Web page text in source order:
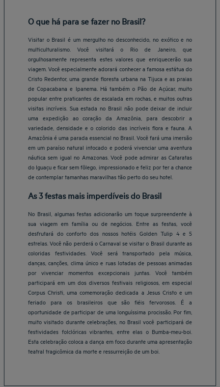
O que há para se fazer no Brasil?
Visitar o Brasil é um mergulho no desconhecido, no exótico e no
multiculturalismo. Você visitará o Rio de Janeiro, que
orgulhosamente representa estes valores que enriquecerão sua
viagem. Você especialmente adorará conhecer a famosa estátua do
Cristo Redentor, uma grande floresta urbana na Tijuca e as praias
de Copacabana e Ipanema. Há também o Pão de Açúcar, muito
popular entre praticantes de escalada em rochas, e muitos outras
visitas incríveis. Sua estada no Brasil não pode deixar de incluir
uma expedição ao coração da Amazônia, para descobrir a
variedade, densidade e o colorido das incríveis flora e fauna. A
Amazônia é uma parada essencial no Brasil. Você fará uma imersão
em um paraíso natural intocado e poderá vivenciar uma aventura
náutica sem igual no Amazonas. Você pode admirar as Cataratas
do Iguaçu e ficar sem fôlego, impressionado e feliz por ter a chance
de contemplar tamanhas maravilhas tão perto do seu hotel.
As 3 festas mais imperdíveis do Brasil
No Brasil, algumas festas adicionarão um toque surpreendente à
sua viagem em família ou de negócios. Entre as festas, você
desfrutará do conforto dos nossos hotéis Golden Tulip 4 e 5
estrelas. Você não perderá o Carnaval se visitar o Brasil durante as
coloridas festividades. Você será transportado pela música,
danças, canções, clima único e ruas lotadas de pessoas animadas
por vivenciar momentos excepcionais juntas. Você também
participará em um dos diversos festivais religiosos, em especial
Corpus Christi, uma comemoração dedicada a Jesus Cristo e um
feriado para os brasileiros que são fiéis fervorosos. É a
oportunidade de participar de uma longuíssima procissão. Por fim,
muito visitado durante celebrações, no Brasil você participará de
festividades folclóricas vibrantes, entre elas o Bumba-meu-boi.
Esta celebração coloca a dança em foco durante uma apresentação
teatral tragicômica da morte e ressurreição de um boi.
Belo Horizonte Hotéis
Brasília Hotéis
Fortaleza Hotéis
Vitoria Hotéis